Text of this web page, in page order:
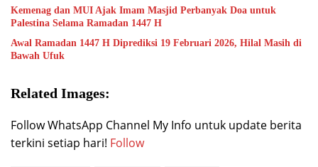
Kemenag dan MUI Ajak Imam Masjid Perbanyak Doa untuk
Palestina Selama Ramadan 1447 H
Awal Ramadan 1447 H Diprediksi 19 Februari 2026, Hilal Masih di
Bawah Ufuk
Related Images:
Follow WhatsApp Channel My Info untuk update berita
terkini setiap hari! Follow